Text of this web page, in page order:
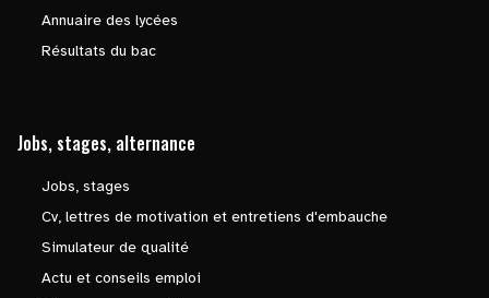
Annuaire des lycées
Résultats du bac
Jobs, stages, alternance
Jobs, stages
Cv, lettres de motivation et entretiens d'embauche
Simulateur de qualité
Actu et conseils emploi